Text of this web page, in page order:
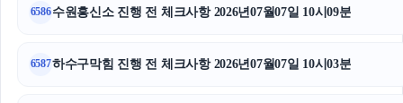
광고대행사
6586수원흥신소 진행 전 체크사항 2026년07월07일 10시09분
6587하수구막힘 진행 전 체크사항 2026년07월07일 10시03분